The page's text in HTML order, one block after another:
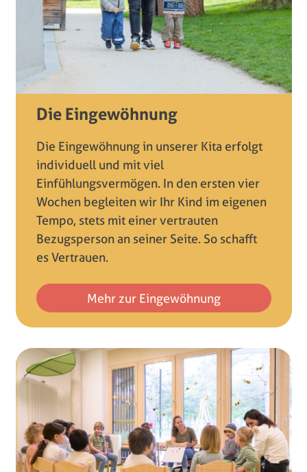
Die Eingewöhnung
Die Eingewöhnung in unserer Kita erfolgt
individuell und mit viel
Einfühlungsvermögen. In den ersten vier
Wochen begleiten wir Ihr Kind im eigenen
Tempo, stets mit einer vertrauten
Bezugsperson an seiner Seite. So schafft
es Vertrauen.
Mehr zur Eingewöhnung